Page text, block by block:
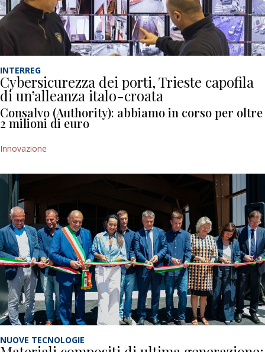
INTERREG
Cybersicurezza dei porti, Trieste capofila
di un’alleanza italo-croata
Consalvo (Authority): abbiamo in corso per oltre
2 milioni di euro
Innovazione
NUOVE TECNOLOGIE